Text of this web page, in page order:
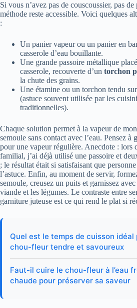
Si vous n’avez pas de couscoussier, pas
méthode reste accessible. Voici quelques
:
Un panier vapeur ou un panier en
casserole d’eau bouillante.
Une grande passoire métallique
casserole, recouverte d’un torchon
la chute des grains.
Une étamine ou un torchon tendu
(astuce souvent utilisée par les
traditionnelles).
Chaque solution permet à la vapeur de
semoule sans contact avec l’eau. Pensez à
pour une vapeur régulière. Anecdote : lors
familial, j’ai déjà utilisé une passoire et
; le résultat était si satisfaisant que
l’astuce. Enfin, au moment de servir,
semoule, creusez un puits et garnissez
viande et les légumes. Le contraste entre
garniture juteuse est ce qui rend le plat si
Quel est le temps de cuisson idéal
chou-fleur tendre et savoureux
Faut-il cuire le chou-fleur à l’eau
chaude pour préserver sa saveur